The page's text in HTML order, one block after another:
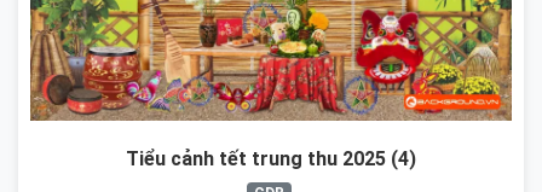
Tiểu cảnh tết trung thu 2025 (4)